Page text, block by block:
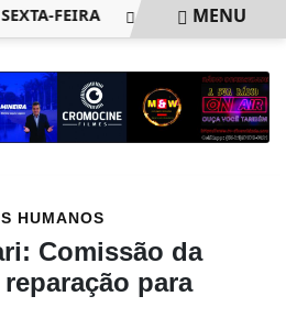
FEIRA SAIBA COMO PEDIR
MENU
HUMANOS
Comissão da
para